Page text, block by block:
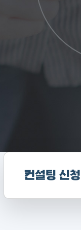
컨설팅 신청